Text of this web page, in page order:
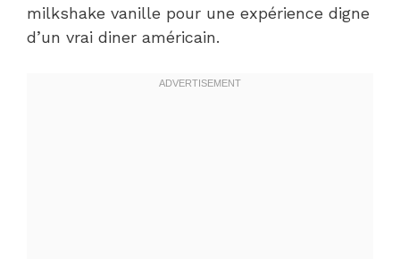
milkshake vanille pour une expérience digne
d’un vrai diner américain.